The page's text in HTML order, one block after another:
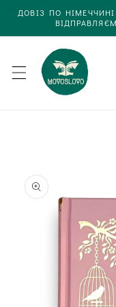
до
вмісту
ДОВІЗ ПО